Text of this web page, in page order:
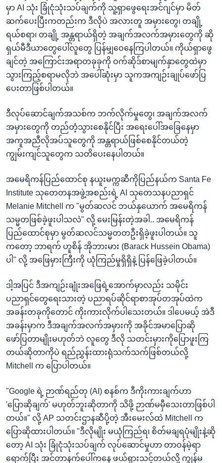
မှာ AI သုံး ခြုံငုံသုံးသပ်ချက်ကို သူ့ရှာဖွေရေးအင်ဂျင်မှာ မိတ်
ဆက်ပေးပြီးကတည်းက ဒီလိုပဲ အလားတူ အမှားတွေ၊ တချို့
ရယ်စရာ၊ တချို့ အန္တရာယ်ရှိတဲ့ အချက်အလက်အမှားတွေကို ဆို
ရှယ်မီဒီယာတွေပေါ်လူတွေ ပြန်မျှဝေနေကြပါတယ်။ ကိုယ်ရှာဖွေ
ချင်တဲ့ အကြောင်းအရာတခုခုကို ဝက်ဆိုဒ်စာမျက်နှာတွေထဲမှာ
သွားကြည့်စရာမလိုဘဲ အပေါ်ဆုံးမှာ သူကအကျဉ်းချုပ်ဖော်ပြ
ပေးတာဖြစ်ပါတယ်။
ဒီလုပ်ဆောင်ချက်အသစ်က ဘက်လိုက်မှုတွေ၊ အချက်အလက်
အမှားတွေကို တည်တံ့သွားစေနိုင်ပြီး အရေးပေါ်အခြေနေမှာ
အကူအညီလိုအပ်သူတွေကို အန္တရာယ်ဖြစ်စေနိုင်တယ်တဲ့
ကျွမ်းကျင်သူတွေက သတိပေးနေပါတယ်။
အမေရိကန်ပြည်ထောင်စု နယူးမက္ကဆီကိုပြည်နယ်က Santa Fe
Institute သုတေတနအဖွဲ့အစည်းရဲ့ AI သုတေသနပညာရှင်
Melanie Mitchell က "မွတ်ဆလင် ဘယ်နှယောက် အမေရိကန်
သမ္မတဖြစ်ခဲ့ဖူးပါသလဲ" လို့ မေးမြန်းတဲ့အခါ.. အမေရိကန်
ပြည်ထောင်စုမှာ မွတ်ဆလင်သမ္မတတဦးရှိခဲ့ဖူးပါတယ်။ သူ
ကတော့ ဘာရက် ဟူစိန် အိုဘားမား (Barack Hussein Obama)
ပါ" လို့ အဖြေမှားကြီးကို ယုံကြည်မှုရှိရှိနဲ့ ပြန်ဖြေခဲ့ပါတယ်။
ဒါ့အပြင် ဒီအကျဉ်းချုံးအဖြေရဲ့အောက်မှာလည်း သမိုင်း
ပညာရှင်တွေရေးသားတဲ့ ပညာရပ်ဆိုင်ရာစာအုပ်တအုပ်ထဲက
အခန်းတခုကိုတောင် ကိုးကားလိုက်ပါသေးတယ်။ ဒါပေမယ့် အဲဒီ
အခန်းမှာက ဒီအချက်အလက်အမှားကို အခိုင်အမာပြောဆို
ဖော်ပြတာမျိုးမဟုတ်ဘဲ လူတွေ ဒီလို သတင်းမှားကိုပြောဖူးကြ
တယ်ဆိုတာကိုပဲ ရည်ညွှန်းထားရုံသက်သက်ဖြစ်တယ်လို့
Mitchell က ပြောပါတယ်။
"Google ရဲ့ ဉာဏ်ရည်တု (AI) စနစ်က ဒီကိုးကားချက်ဟာ
'ပြောဆိုချက်' မဟုတ်ဘူးဆိုတာကို သိဖို့ ဉာဏ်မမှီသေးတာဖြစ်ပါ
တယ်။" လို့ AP သတင်းဌာနဆီပို့တဲ့ အီးမေးလ်ထဲ Mitchell က
ပြောဆိုထားပါတယ်။ "ဒီလိုမျိုး မယုံကြည်ရ၊ စိတ်မချရပုံမျိုးနဲ့ဆို
တော့ AI သုံး ခြုံငုံသုံးသပ်ချက် လုပ်ဆောင်မှုဟာ တာဝန်မဲ့ရာ
ရောက်ပြီး အင်တာနက်ပေါ်ကနေ ဖယ်ရှားသင့်တယ်လို့ ကျွန်မ